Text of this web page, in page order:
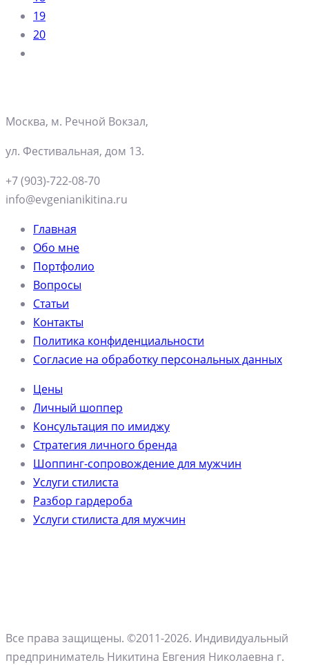
19
20
Москва, м. Речной Вокзал,
ул. Фестивальная, дом 13.
+7 (903)-722-08-70
info@evgenianikitina.ru
Главная
Обо мне
Портфолио
Вопросы
Статьи
Контакты
Политика конфиденциальности
Согласие на обработку персональных данных
Цены
Личный шоппер
Консультация по имиджу
Стратегия личного бренда
Шоппинг-сопровождение для мужчин
Услуги стилиста
Разбор гардероба
Услуги стилиста для мужчин
Все права защищены. ©2011-2026. Индивидуальный
предприниматель Никитина Евгения Николаевна г.